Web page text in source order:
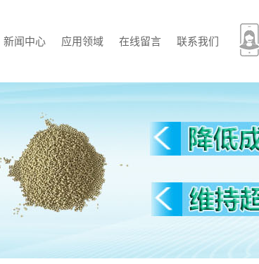
新闻中心
行业新闻
技术知识
应用领域
低温气瓶
真空管道
储罐
低温罐箱
在线留言 联系我们